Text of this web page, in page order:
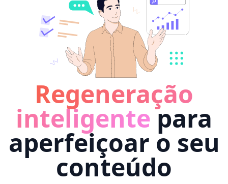
Regeneração
inteligentepara
aperfeiçoar o seu
conteúdo